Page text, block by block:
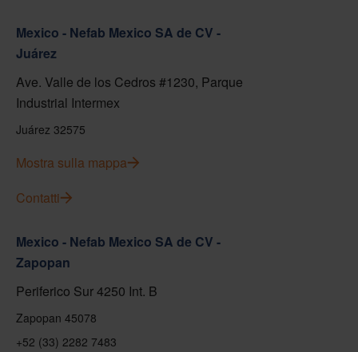
Mexico - Nefab Mexico SA de CV -
Juárez
Ave. Valle de los Cedros #1230, Parque
Industrial Intermex
Juárez 32575
Mostra sulla mappa
Contatti
Mexico - Nefab Mexico SA de CV -
Zapopan
Periferico Sur 4250 Int. B
Zapopan 45078
+52 (33) 2282 7483